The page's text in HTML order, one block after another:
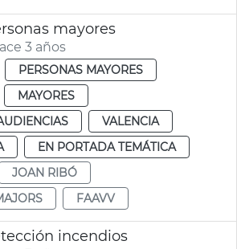
mayores
3 años
PERSONAS MAYORES
MAYORES
VALENCIA
EN PORTADA TEMÁTICA
JOAN RIBÓ
FAAVV
incendios